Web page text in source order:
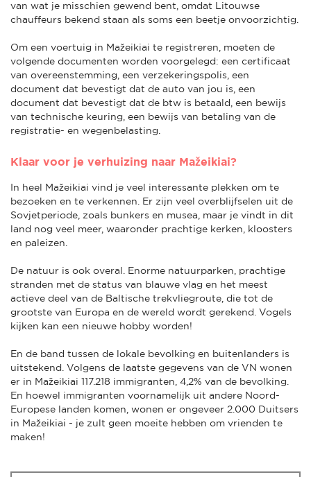
van wat je misschien gewend bent, omdat Litouwse
chauffeurs bekend staan als soms een beetje onvoorzichtig.
Om een voertuig in Mažeikiai te registreren, moeten de
volgende documenten worden voorgelegd: een certificaat
van overeenstemming, een verzekeringspolis, een
document dat bevestigt dat de auto van jou is, een
document dat bevestigt dat de btw is betaald, een bewijs
van technische keuring, een bewijs van betaling van de
registratie- en wegenbelasting.
Klaar voor je verhuizing naar Mažeikiai?
In heel Mažeikiai vind je veel interessante plekken om te
bezoeken en te verkennen. Er zijn veel overblijfselen uit de
Sovjetperiode, zoals bunkers en musea, maar je vindt in dit
land nog veel meer, waaronder prachtige kerken, kloosters
en paleizen.
De natuur is ook overal. Enorme natuurparken, prachtige
stranden met de status van blauwe vlag en het meest
actieve deel van de Baltische trekvliegroute, die tot de
grootste van Europa en de wereld wordt gerekend. Vogels
kijken kan een nieuwe hobby worden!
En de band tussen de lokale bevolking en buitenlanders is
uitstekend. Volgens de laatste gegevens van de VN wonen
er in Mažeikiai 117.218 immigranten, 4,2% van de bevolking.
En hoewel immigranten voornamelijk uit andere Noord-
Europese landen komen, wonen er ongeveer 2.000 Duitsers
in Mažeikiai - je zult geen moeite hebben om vrienden te
maken!